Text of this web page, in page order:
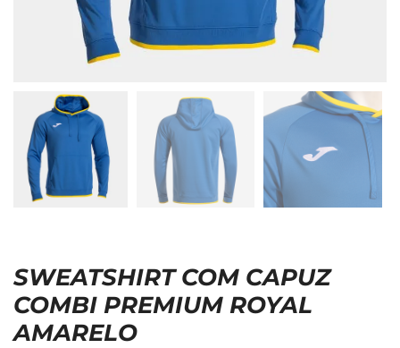
SWEATSHIRT COM CAPUZ
COMBI PREMIUM ROYAL
AMARELO